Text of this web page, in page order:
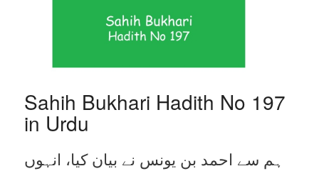
Sahih Bukhari Hadith No 197
in Urdu
ہم سے احمد بن یونس نے بیان کیا، انہوں